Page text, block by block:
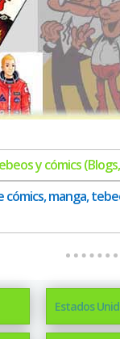
y cómics
manga,
Estados